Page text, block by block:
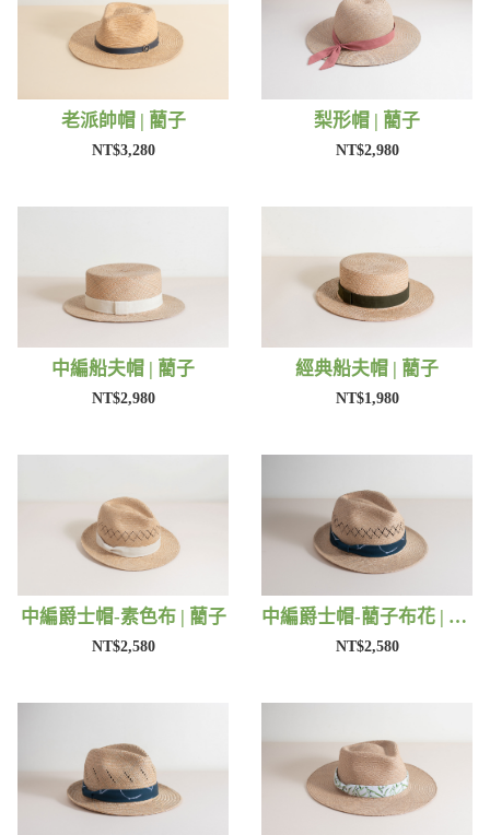
老派帥帽 | 藺子
NT$3,280
梨形帽 | 藺子
NT$2,980
中編船夫帽 | 藺子
NT$2,980
經典船夫帽 | 藺子
NT$1,980
中編爵士帽-素色布 | 藺子
NT$2,580
中編爵士帽-藺子布花 | 藺子
NT$2,580